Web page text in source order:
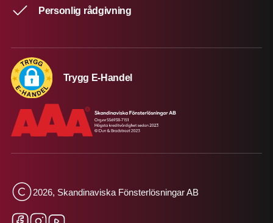
Personlig rådgivning
Trygg E-Handel
2026, Skandinaviska Fönsterlösningar AB